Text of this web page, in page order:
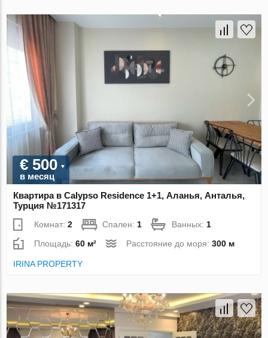
€ 500
в месяц
Квартира в Calypso Residence 1+1, Аланья, Анталья,
Турция №171317
Комнат:2 Спален: 1 Ванных: 1
Площадь:60 м² Расстояние до моря:300 м
IRINA PROPERTY